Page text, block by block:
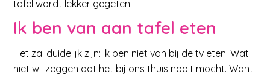
tafel wordt lekker gegeten.
Ik ben van aan tafel eten
Het zal duidelijk zijn: ik ben niet van bij de tv eten. Wat
niet wil zeggen dat het bij ons thuis nooit mocht. Want